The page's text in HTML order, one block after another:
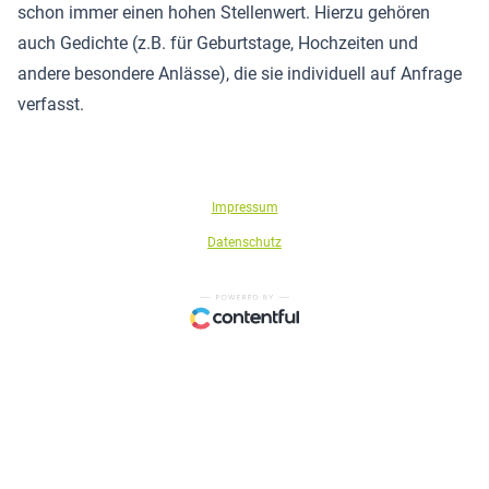
schon immer einen hohen Stellenwert. Hierzu gehören
auch Gedichte (z.B. für Geburtstage, Hochzeiten und
andere besondere Anlässe), die sie individuell auf Anfrage
verfasst.
Impressum
Datenschutz